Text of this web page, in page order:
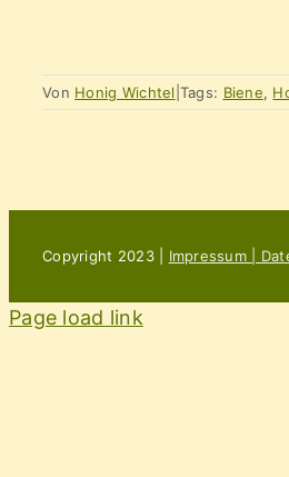
Von Honig Wichtel Tags: Biene,
Copyright 2023 | Impressum |
Page load link